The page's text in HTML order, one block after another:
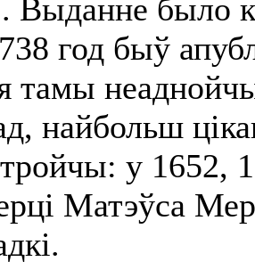
Выданне было
год быў
тамы
найбольш
у 1652,
Матэўса